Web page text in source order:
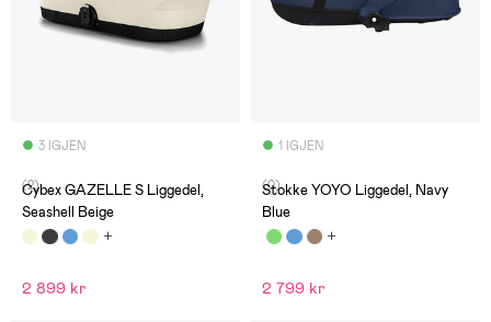
3 IGJEN
(2)
Cybex GAZELLE S Liggedel,
Seashell Beige
2 899 kr
1 IGJEN
(0)
Stokke YOYO Liggedel, Navy
Blue
2 799 kr